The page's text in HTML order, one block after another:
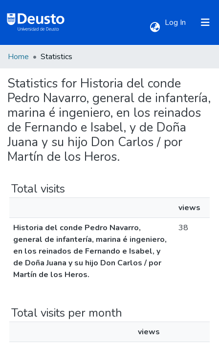
Log In (current)
All of DSpace
Home Statistics
Statistics for Historia del conde
Pedro Navarro, general de infantería,
marina é ingeniero, en los reinados
de Fernando e Isabel, y de Doña
Juana y su hijo Don Carlos / por
Martín de los Heros.
Total visits
views
Historia del conde Pedro Navarro,
general de infantería, marina é ingeniero,
en los reinados de Fernando e Isabel, y
de Doña Juana y su hijo Don Carlos / por
Martín de los Heros.
38
Total visits per month
views